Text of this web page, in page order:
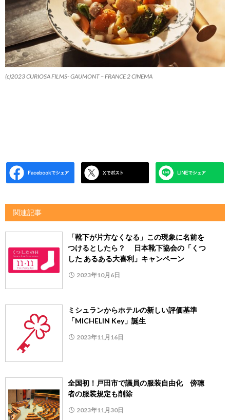
(c)2023 CURIOSA FILMS- GAUMONT – FRANCE 2 CINEMA
関連記事
「靴下が片方なくなる」この現象に名前を
つけるとしたら？ 日本靴下協会の「くつ
した あるある大喜利」キャンペーン
2023年10月6日
ミシュランからホテルの新しい評価基準
「MICHELIN Key」誕生
2023年11月16日
全国初！戸田市で議員の服装自由化 傍聴
者の服装規定も削除
2023年11月30日